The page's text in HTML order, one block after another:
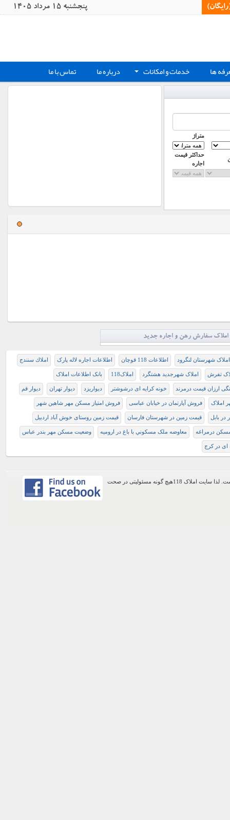
پنجشنبه 15 مرداد 1405
ها + خدمات و امکانات درباره ما تماس با ما
متراژ
حداکثر قیمت
اجاره
املاک سفارش رهن و اجاره جدید
شهرستان لنگرود اطلاعات 118 قوچان اطلاعات اجاره لاله پارک املاك سنندج
تفرش املاک شهرجدید هشتگرد املاک118 بانک اطلاعات املاک
ارزان قیمت درمرند خونه کرایه ای درشوشتر ديواريزد دیوار تهران دیوار قم
املاک فروش آپارتمان در خیابان عباسی فروش امتیاز مسکن مهر شاهین شهر
در بابل قیمت زمین در شهرستان فارسان قیمت زمین روستای خوش آباد اردبیل
درمراغه معاوضه ملک مسکوني با باغ در اروميه وضعیت مسکن مهر بندر عباس
ای در کرج
اطلاعات موجود در این وب سایت از طریق کاربران عمومی سایت ثبت شده است. لذا سایت املاک 118هیچ گونه مسئولیتی در صحت